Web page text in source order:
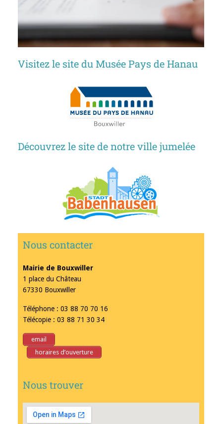
Visitez le site du Musée Pays de Hanau
Découvrez le site de notre ville jumelée
Nous contacter
Mairie de Bouxwiller
1 place du Château
67330 Bouxwiller
Téléphone : 03 88 70 70 16
Télécopie : 03 88 71 30 34
email
horaires d’ouverture
Nous trouver